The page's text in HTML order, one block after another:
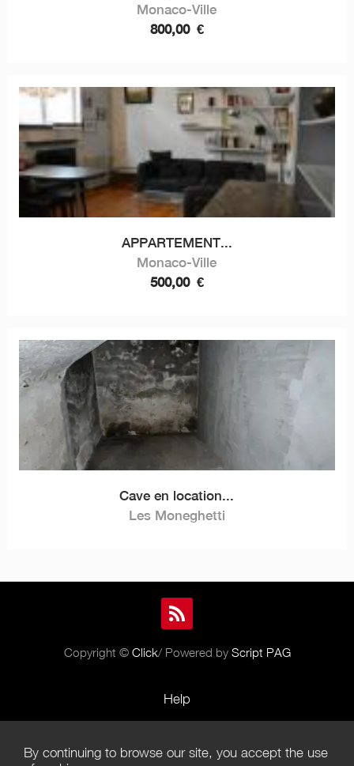
Monaco-Ville
800,00 €
APPARTEMENT...
Monaco-Ville
500,00 €
Cave en location...
Les Moneghetti
Copyright © Click/ Powered by Script PAG
Help
Terms of Use
By continuing to browse our site, you accept the use